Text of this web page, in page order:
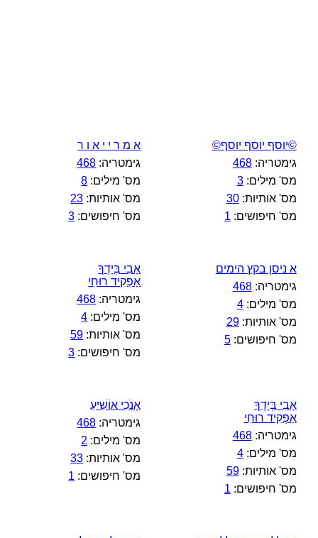
©יוסף יוסף יוסף©
גימטריה:468
מס' מילים:3
מס' אותיות:30
מס' חיפושים: 1
א מ ר י י א ו ר
גימטריה: 468
מס' מילים: 8
מס' אותיות: 23
מס' חיפושים: 3
א ניסן בקץ הימים
גימטריה:468
מס' מילים:4
מס' אותיות:29
מס' חיפושים:5
אָבִי בְּיָדְךָ
אַפְקִיד רוּחִי
גימטריה: 468
מס' מילים: 4
מס' אותיות: 59
מס' חיפושים: 3
אָבִי בְּיָדְךָ
אַפְקִיד רוּחִי
גימטריה:468
מס' מילים:4
מס' אותיות:59
מס' חיפושים: 1
אָנֹכִי אוֹשִׁיעַ
גימטריה: 468
מס' מילים: 2
מס' אותיות: 33
מס' חיפושים: 1